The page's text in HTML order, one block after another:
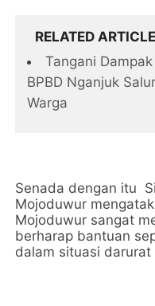
RELATED ARTICLE
Tangani
BPBD Nganjuk
Warga
Senada dengan itu
Mojoduwur
Mojoduwur sangat
berharap bantuan
dalam situasi